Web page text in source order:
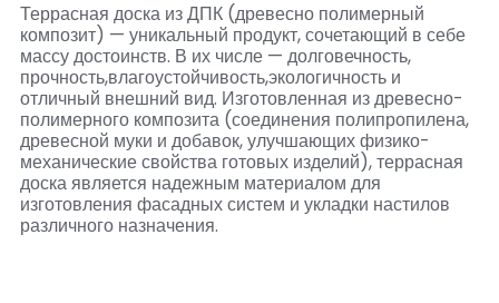
Террасная доска из ДПК (древесно полимерный
композит) — уникальный продукт, сочетающий в себе
массу достоинств. В их числе — долговечность,
прочность,влагоустойчивость,экологичность и
отличный внешний вид. Изготовленная из древесно-
полимерного композита (соединения полипропилена,
древесной муки и добавок, улучшающих физико-
механические свойства готовых изделий), террасная
доска является надежным материалом для
изготовления фасадных систем и укладки настилов
различного назначения.